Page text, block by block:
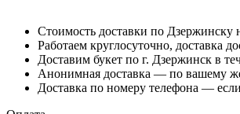
Стоимость доставки по Дзержинску
Работаем круглосуточно, доставка
Доставим букет по г. Дзержинск в
Анонимная доставка — по вашему
Доставка по номеру телефона —